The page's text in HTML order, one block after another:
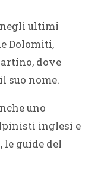
ultimi
Dolomiti,
dove
suo nome.
uno
inglesi e
guide del